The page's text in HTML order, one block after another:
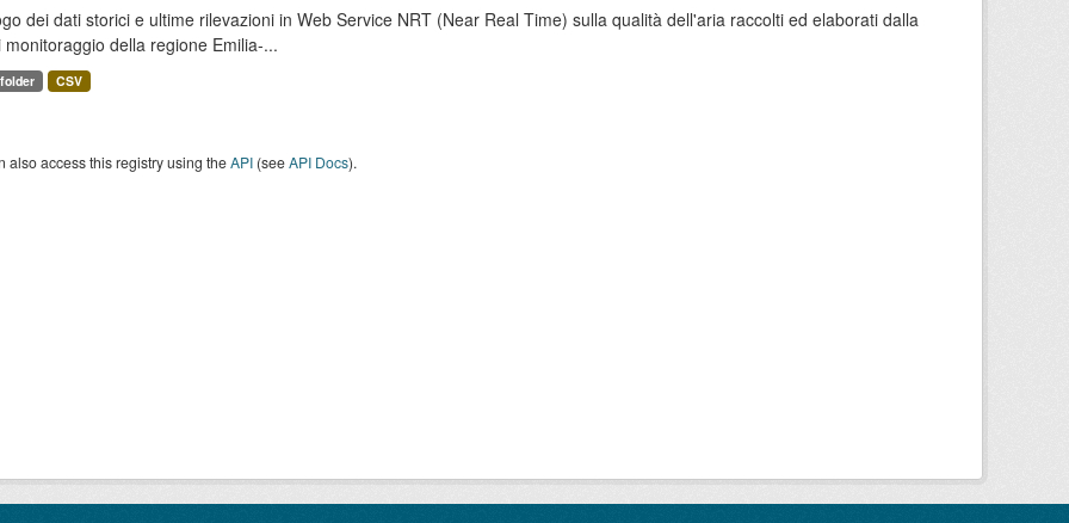
dei dati storici e ultime rilevazioni in Web Service NRT (Near Real Time) sulla qualità dell'aria raccolti ed elaborati dalla
monitoraggio della regione Emilia-...
CSV
also access this registry using theAPI(seeAPI Docs).